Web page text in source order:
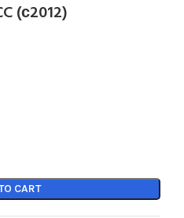
(с2012)
CART